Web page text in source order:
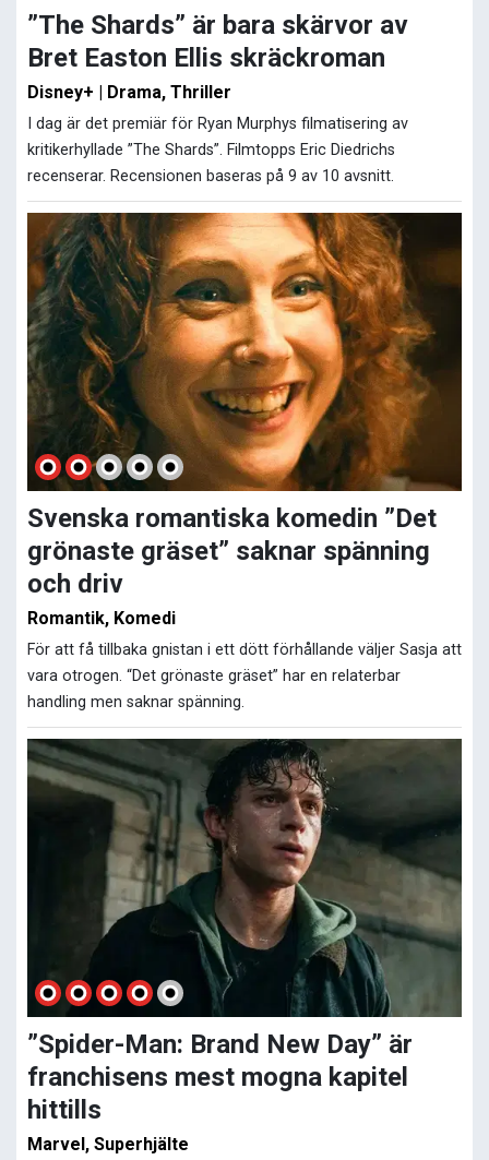
”The Shards” är bara skärvor av
Bret Easton Ellis skräckroman
Disney+ | Drama, Thriller
I dag är det premiär för Ryan Murphys filmatisering av
kritikerhyllade ”The Shards”. Filmtopps Eric Diedrichs
recenserar. Recensionen baseras på 9 av 10 avsnitt.
Svenska romantiska komedin ”Det
grönaste gräset” saknar spänning
och driv
Romantik, Komedi
För att få tillbaka gnistan i ett dött förhållande väljer Sasja att
vara otrogen. “Det grönaste gräset” har en relaterbar
handling men saknar spänning.
”Spider-Man: Brand New Day” är
franchisens mest mogna kapitel
hittills
Marvel, Superhjälte